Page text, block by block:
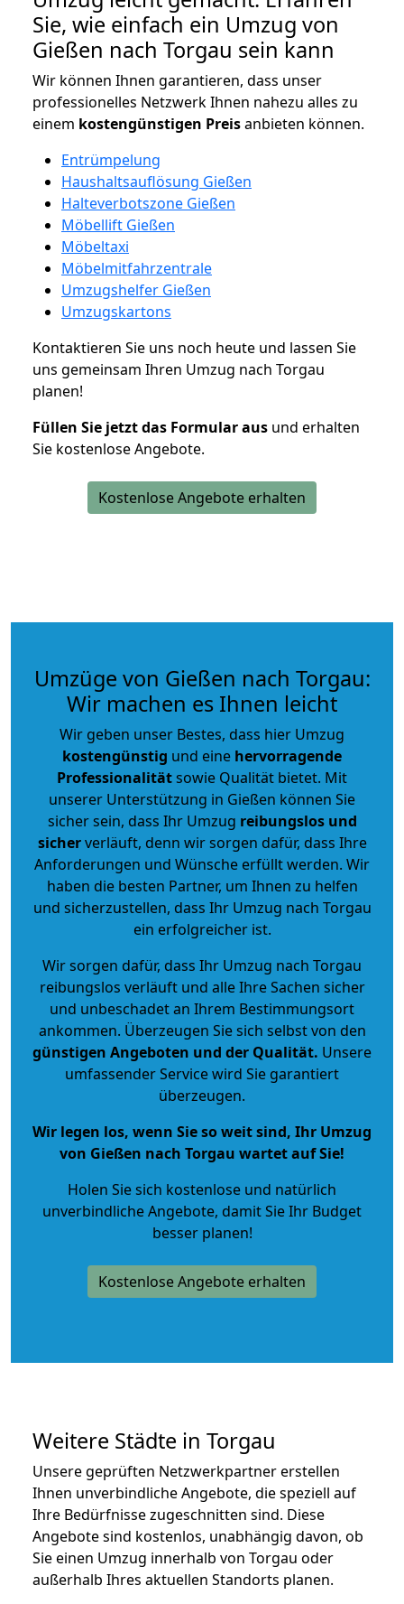
Sie, wie einfach ein Umzug von
Gießen nach Torgau sein kann
Wir können Ihnen garantieren, dass unser
professionelles Netzwerk Ihnen nahezu alles zu
einem kostengünstigen Preisanbieten können.
Entrümpelung
Haushaltsauflösung Gießen
Halteverbotszone Gießen
Möbellift Gießen
Möbeltaxi
Möbelmitfahrzentrale
Umzugshelfer Gießen
Umzugskartons
Kontaktieren Sie uns noch heute und lassen Sie
uns gemeinsam Ihren Umzug nach Torgau
planen!
Füllen Sie jetzt das Formular aus und erhalten
Sie kostenlose Angebote.
Kostenlose Angebote erhalten
Umzüge von Gießen nach Torgau:
Wir machen es Ihnen leicht
Wir geben unser Bestes, dass hier Umzug
kostengünstig und eine hervorragende
Professionalitätsowie Qualität bietet. Mit
unserer Unterstützung in Gießen können Sie
sicher sein, dass Ihr Umzug reibungslos und
sicherverläuft, denn wir sorgen dafür, dass Ihre
Anforderungen und Wünsche erfüllt werden. Wir
haben die besten Partner, um Ihnen zu helfen
und sicherzustellen, dass Ihr Umzug nach Torgau
ein erfolgreicher ist.
Wir sorgen dafür, dass Ihr Umzug nach Torgau
reibungslos verläuft und alle Ihre Sachen sicher
und unbeschadet an Ihrem Bestimmungsort
ankommen. Überzeugen Sie sich selbst von den
günstigen Angeboten und der Qualität. Unsere
umfassender Service wird Sie garantiert
überzeugen.
Wir legen los, wenn Sie so weit sind, Ihr Umzug
von Gießen nach Torgau wartet auf Sie!
Holen Sie sich kostenlose und natürlich
unverbindliche Angebote, damit Sie Ihr Budget
besser planen!
Kostenlose Angebote erhalten
Weitere Städte in Torgau
Unsere geprüften Netzwerkpartner erstellen
Ihnen unverbindliche Angebote, die speziell auf
Ihre Bedürfnisse zugeschnitten sind. Diese
Angebote sind kostenlos, unabhängig davon, ob
Sie einen Umzug innerhalb von Torgau oder
außerhalb Ihres aktuellen Standorts planen.